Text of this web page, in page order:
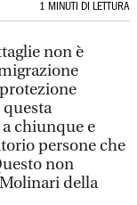
1 MINUTI DI LETTURA
non è
chiunque e
persone che
non
della